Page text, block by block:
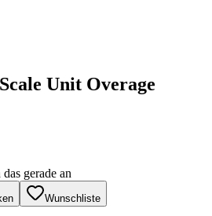
Unit Overage
gerade an
Wunschliste